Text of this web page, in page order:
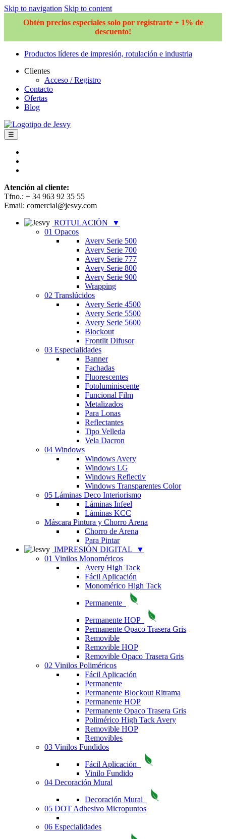
Skip to navigation Skip to content
Obtén precios especiales solo por registrarte + 1% de
descuento!
Productos líderes de impresión, rotulación e industria
Clientes
Acceso / Registro
Contacto
Ofertas
Blog
☰
Atención al cliente:
Tfno.: + 34 963 92 35 55
Email: comercial@jesvy.com
ROTULACIÓN
▼
01 Opacos
Avery Serie 500
Avery Serie 700
Avery Serie 777
Avery Serie 800
Avery Serie 900
Wrapping
02 Translúcidos
Avery Serie 4500
Avery Serie 5500
Avery Serie 5600
Blockout
Frontlit Difusor
03 Especialidades
Banner
Fachadas
Fluorescentes
Fotoluminiscente
Funcional Film
Metalizados
Para Lonas
Reflectantes
Tipo Velleda
Vela Dacron
04 Windows
Windows Avery
Windows LG
Windows Reflectiv
Windows Transparentes Color
05 Láminas Deco Interiorismo
Láminas Infeel
Láminas KCC
Máscara Pintura y Chorro Arena
Chorro de Arena
Para Pintar
IMPRESIÓN DIGITAL
▼
01 Vinilos Monoméricos
Avery High Tack
Fácil Aplicación
Monomérico High Tack
Permanente
Permanente HOP
Permanente Opaco Trasera Gris
Removible
Removible HOP
Removible Opaco Trasera Gris
02 Vinilos Poliméricos
Fácil Aplicación
Permanente
Permanente Blockout Ritrama
Permanente HOP
Permanente Opaco Trasera Gris
Polimérico High Tack Avery
Removible HOP
Removibles
03 Vinilos Fundidos
Fácil Aplicación
Vinilo Fundido
04 Decoración Mural
Decoración Mural
05 DOT Adhesivo Micropuntos
06 Especialidades